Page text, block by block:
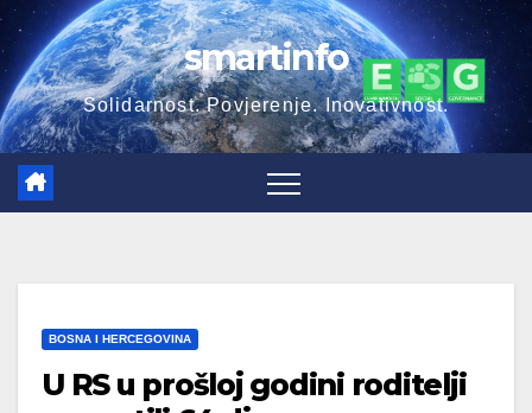
Skip
to
content
smartinfo
Solidarnost. Povjerenje. Inovativnost.
BOSNA I HERCEGOVINA
U RS u prošloj godini roditelji